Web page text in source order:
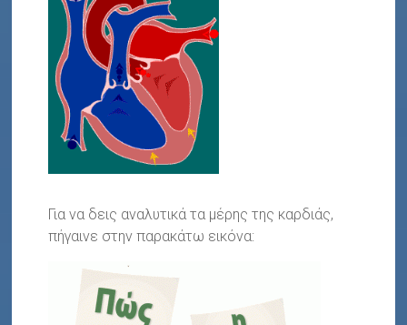
Για να δεις αναλυτικά τα μέρης της καρδιάς,
πήγαινε στην παρακάτω εικόνα: